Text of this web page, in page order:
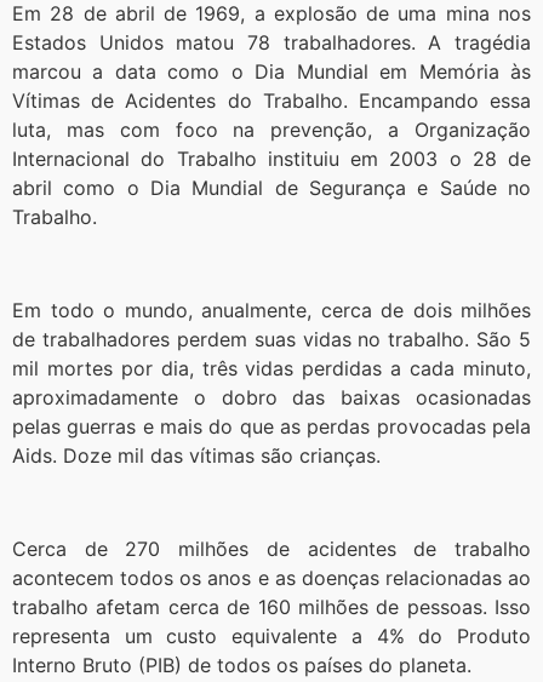
Em 28 de abril de 1969, a explosão de uma mina nos
Estados Unidos matou 78 trabalhadores. A tragédia
marcou a data como o Dia Mundial em Memória às
Vítimas de Acidentes do Trabalho. Encampando essa
luta, mas com foco na prevenção, a Organização
Internacional do Trabalho instituiu em 2003 o 28 de
abril como o Dia Mundial de Segurança e Saúde no
Trabalho.
Em todo o mundo, anualmente, cerca de dois milhões
de trabalhadores perdem suas vidas no trabalho. São 5
mil mortes por dia, três vidas perdidas a cada minuto,
aproximadamente o dobro das baixas ocasionadas
pelas guerras e mais do que as perdas provocadas pela
Aids. Doze mil das vítimas são crianças.
Cerca de 270 milhões de acidentes de trabalho
acontecem todos os anos e as doenças relacionadas ao
trabalho afetam cerca de 160 milhões de pessoas. Isso
representa um custo equivalente a 4% do Produto
Interno Bruto (PIB) de todos os países do planeta.